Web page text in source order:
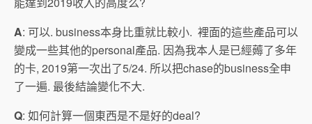
A: 可以. business本身比重就比較小. 裡面的這些產品可以
變成一些其他的personal產品. 因為我本人是已經薅了多年
的卡, 2019第一次出了5/24. 所以把chase的business全申
了一遍. 最後結論變化不大.
Q: 如何計算一個東西是不是好的deal?